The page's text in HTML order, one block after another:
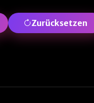
Zurücksetzen